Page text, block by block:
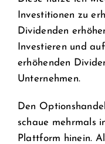
Investitionen zu
Dividenden
Investieren und
erhöhenden
Unternehmen.
Den
schaue mehrmals
Plattform hinein.